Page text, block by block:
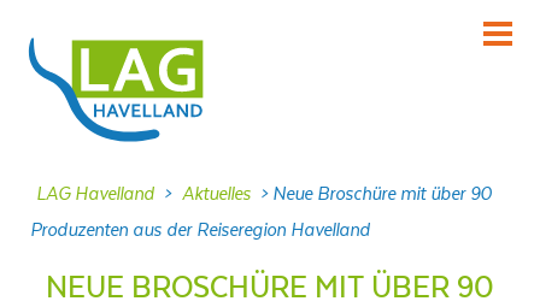
KENNENLERNEN
INFORMIEREN
Projekte
LAG Havelland > Aktuelles > Neue Broschüre mit über 90
Produzenten aus der Reiseregion Havelland
NEUE BROSCHÜRE MIT ÜBER 90